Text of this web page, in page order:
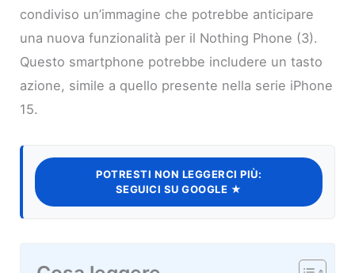
condiviso un’immagine che potrebbe anticipare
una nuova funzionalità per il Nothing Phone (3).
Questo smartphone potrebbe includere un tasto
azione, simile a quello presente nella serie iPhone
15.
POTRESTI NON LEGGERCI PIÙ:
SEGUICI SU GOOGLE ★